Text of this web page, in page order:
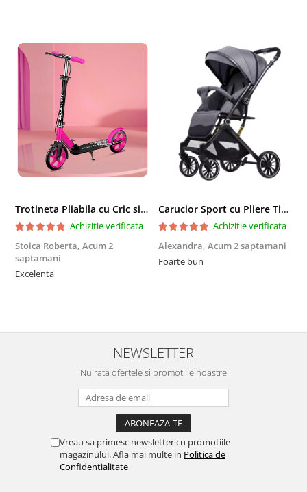
Trotineta Pliabila cu Cric si Maner Reglabil
Achizitie verificata
Stoica Roberta, Acum 2
saptamani
Excelenta
Carucior Sport cu Pliere Tip Troller si Maner Reversibil - Gri
Achizitie verificata
Alexandra, Acum 2 saptamani
Foarte bun
NEWSLETTER
Nu rata ofertele si promotiile noastre
Vreau sa primesc newsletter cu promotiile
magazinului. Afla mai multe in Politica de
Confidentialitate